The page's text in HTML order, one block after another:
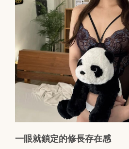
一眼就鎖定的修長存在感